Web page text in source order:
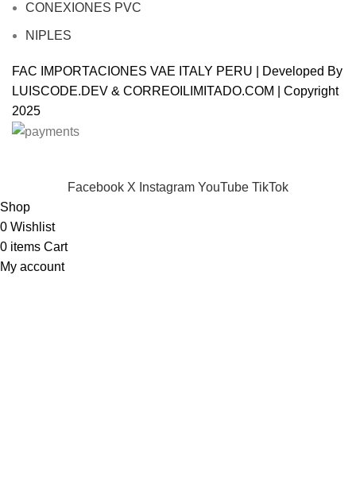
CONEXIONES PVC
NIPLES
FAC IMPORTACIONES VAE ITALY PERU | Developed By
LUISCODE.DEV & CORREOILIMITADO.COM
| Copyright
2025
Facebook X Instagram YouTube TikTok
Shop
0 Wishlist
0 items Cart
My account